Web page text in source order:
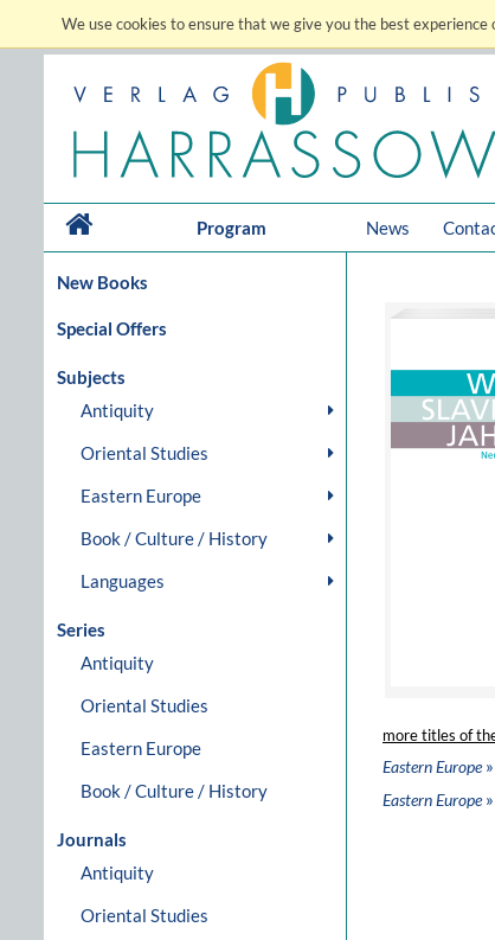
We use cookies to ensure that we give you the best
Program News
New Books
Special Offers
Subjects
Antiquity
Oriental Studies
Eastern Europe
Book / Culture / History
Languages
Series
Antiquity
Oriental Studies
Eastern Europe
Book / Culture / History
Journals
Antiquity
Oriental Studies
more titles of
Eastern Europe»
Eastern Europe»